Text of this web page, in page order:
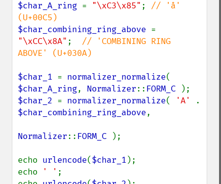
$char_A_ring = "\xC3\x85" ; // 'å'
$char_combining_ring_above
"\xCC\x8A" ; // 'COMBINING RING
ABOVE' (U+030A)
$char_1 = normalizer_normalize
$char_A_ring, Normalizer:: FORM_C
$char_2 = normalizer_normalize( 'A'
$char_combining_ring_above,
Normalizer:: FORM_C );
echo urlencode($char_1 );
echo
' ' ;